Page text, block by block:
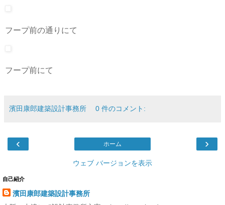
フープ前の通りにて
フープ前にて
濱田康郎建築設計事務所 0 件のコメント:
‹ ›
ホーム
ウェブ バージョンを表示
自己紹介
濱田康郎建築設計事務所